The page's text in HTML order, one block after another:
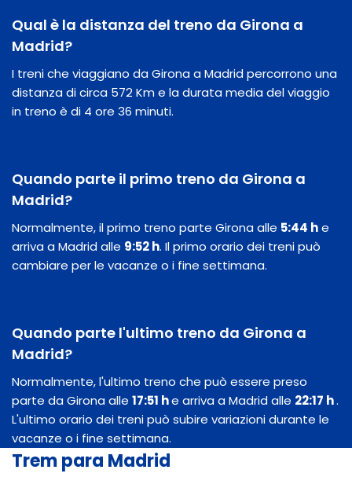
Qual è la distanza del treno da Girona a
Madrid?
I treni che viaggiano da Girona a Madrid percorrono una
distanza di circa 572 Km e la durata media del viaggio
in treno è di 4 ore 36 minuti.
Quando parte il primo treno da Girona a
Madrid?
Normalmente, il primo treno parte Girona alle 5:44 he
arriva a Madrid alle 9:52 h. Il primo orario dei treni può
cambiare per le vacanze o i fine settimana.
Quando parte l'ultimo treno da Girona a
Madrid?
Normalmente, l'ultimo treno che può essere preso
parte da Girona alle 17:51 he arriva a Madrid alle 22:17 h.
L'ultimo orario dei treni può subire variazioni durante le
vacanze o i fine settimana.
Trem para Madrid